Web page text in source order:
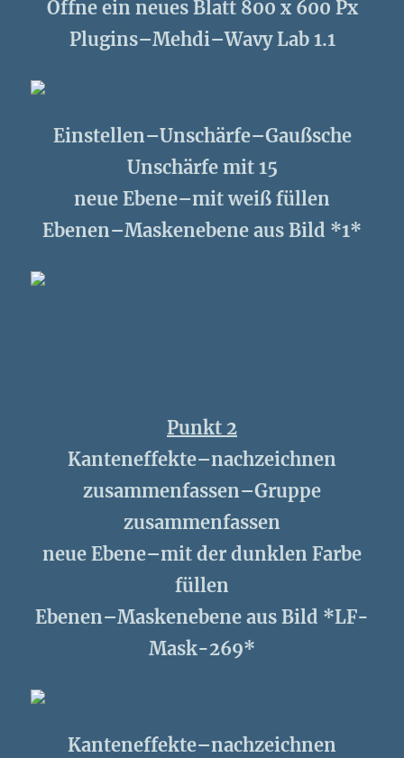
Öffne ein neues Blatt 800 x 600 Px
Plugins–Mehdi–Wavy Lab 1.1
Einstellen–Unschärfe–Gaußsche
Unschärfe mit 15
neue Ebene–mit weiß füllen
Ebenen–Maskenebene aus Bild *1*
Punkt 2
Kanteneffekte–nachzeichnen
zusammenfassen–Gruppe
zusammenfassen
neue Ebene–mit der dunklen Farbe
füllen
Ebenen–Maskenebene aus Bild *LF-
Mask-269*
Kanteneffekte–nachzeichnen